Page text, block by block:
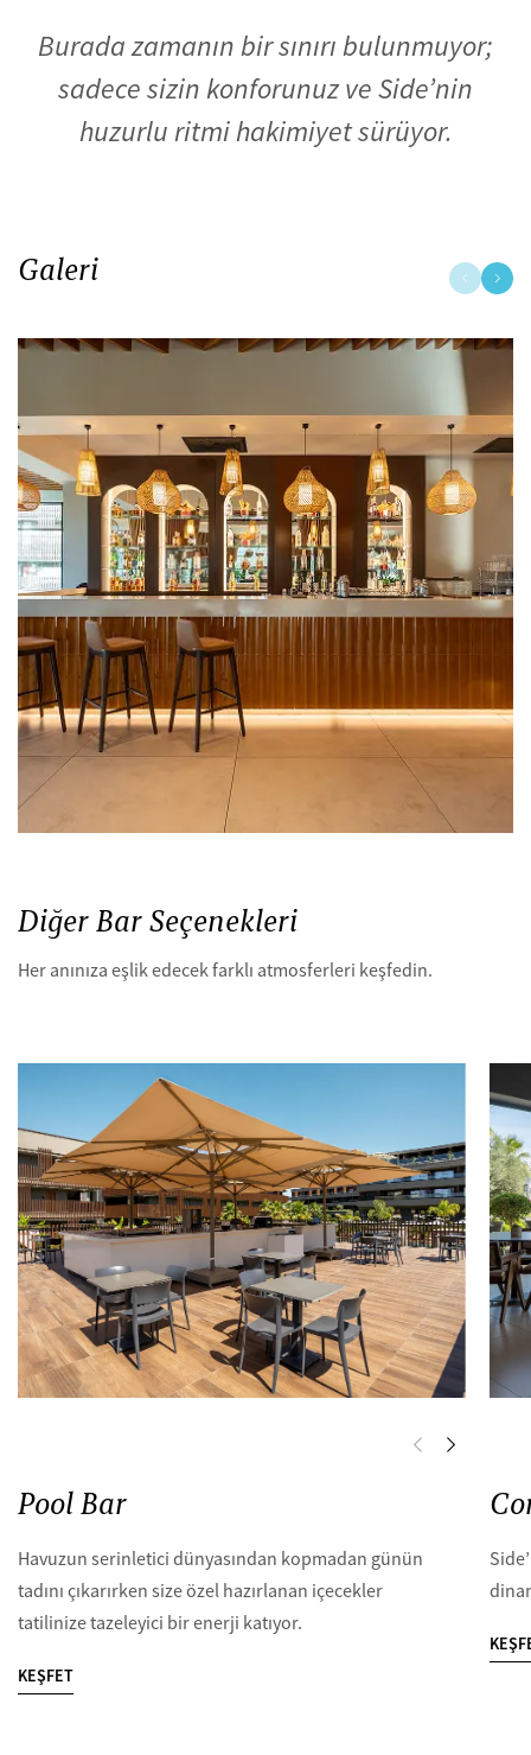
Burada zamanın bir sınırı bulunmuyor;
sadece sizin konforunuz ve Side’nin
huzurlu ritmi hakimiyet sürüyor.
Galeri
Diğer Bar Seçenekleri
Her anınıza eşlik edecek farklı atmosferleri keşfedin.
Pool Bar
Havuzun serinletici dünyasından kopmadan günün
tadını çıkarırken size özel hazırlanan içecekler
tatilinize tazeleyici bir enerji katıyor.
KEŞFET